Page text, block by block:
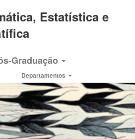
Estatística e
Graduação
Departamentos